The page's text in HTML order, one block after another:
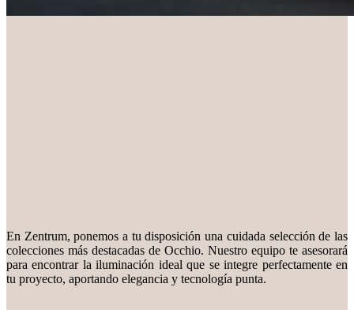
En Zentrum, ponemos a tu disposición una cuidada selección de las
colecciones más destacadas de Occhio. Nuestro equipo te asesorará
para encontrar la iluminación ideal que se integre perfectamente en
tu proyecto, aportando elegancia y tecnología punta.